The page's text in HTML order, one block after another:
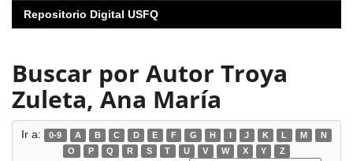
Repositorio Digital USFQ
Buscar por Autor Troya
Zuleta, Ana María
Ir a: 0-9 A B C D E F G H I J K L M
N
O
P Q R S T U V W X Y Z